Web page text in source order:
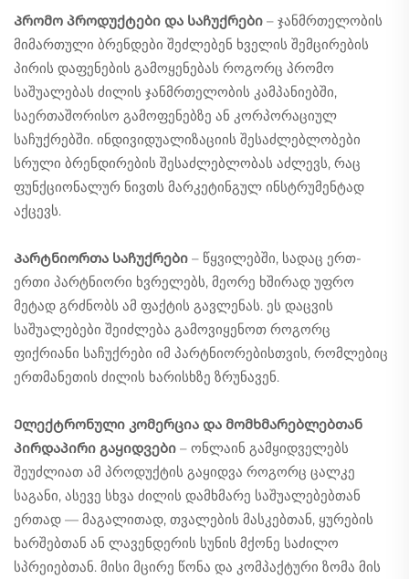
Პრომო პროდუქტები და საჩუქრები – ჯანმრთელობის
მიმართული ბრენდები შეძლებენ ხველის შემცირების
პირის დაფენების გამოყენებას როგორც პრომო
საშუალებას ძილის ჯანმრთელობის კამპანიებში,
საერთაშორისო გამოფენებზე ან კორპორაციულ
საჩუქრებში. ინდივიდუალიზაციის შესაძლებლობები
სრული ბრენდირების შესაძლებლობას აძლევს, რაც
ფუნქციონალურ ნივთს მარკეტინგულ ინსტრუმენტად
აქცევს.
Პარტნიორთა საჩუქრები – წყვილებში, სადაც ერთ-
ერთი პარტნიორი ხვრელებს, მეორე ხშირად უფრო
მეტად გრძნობს ამ ფაქტის გავლენას. ეს დაცვის
საშუალებები შეიძლება გამოვიყენოთ როგორც
ფიქრიანი საჩუქრები იმ პარტნიორებისთვის, რომლებიც
ერთმანეთის ძილის ხარისხზე ზრუნავენ.
Ელექტრონული კომერცია და მომხმარებლებთან
პირდაპირი გაყიდვები – ონლაინ გამყიდველებს
შეუძლიათ ამ პროდუქტის გაყიდვა როგორც ცალკე
საგანი, ასევე სხვა ძილის დამხმარე საშუალებებთან
ერთად — მაგალითად, თვალების მასკებთან, ყურების
ხარშებთან ან ლავენდერის სუნის მქონე საძილო
სპრეიებთან. მისი მცირე წონა და კომპაქტური ზომა მის